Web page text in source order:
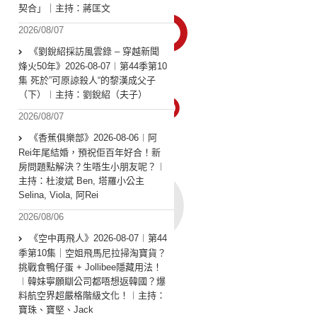
契合」｜主持：蔣匡文
2026/08/07
《劉銳紹採訪風雲錄 – 穿越新聞
烽火50年》2026-08-07︱第44季第10
集 死於”可原諒殺人“的黎漢成父子
（下）︱主持：劉銳紹（夫子）
2026/08/07
《香蕉俱樂部》2026-08-06︱阿
Rei年尾結婚，預祝佢百年好合！新
房問題點解決？生唔生小朋友呢？︱
主持：杜浚斌 Ben, 塔羅小公主
Selina, Viola, 阿Rei
2026/08/06
《空中再飛人》2026-08-07︱第44
季第10集｜空姐飛馬尼拉掃淘寶貨？
挑戰食鴨仔蛋 + Jollibee隱藏用法！
︱韓妹寧願瞓公司都唔想返韓國？爆
料航空界超嚴格階級文化！︱主持：
寶珠、寶堅、Jack